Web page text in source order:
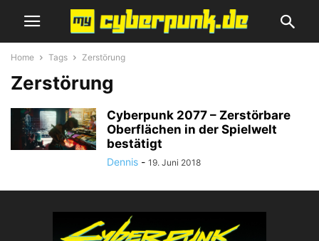
Home Tags Zerstörung
Zerstörung
Cyberpunk 2077 – Zerstörbare
Oberflächen in der Spielwelt
bestätigt
Dennis - 19. Juni 2018